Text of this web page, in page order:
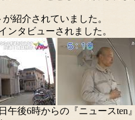
紹介されていました。
ンタビューされました。
午後6時からの『ニュースten